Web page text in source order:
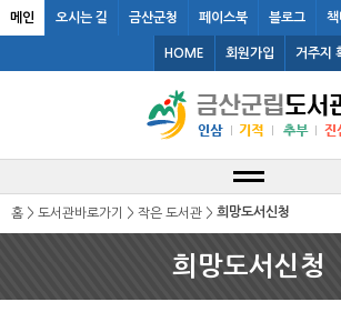
메인 오시는 길 금산군청 페이스북 블로그 책
HOME 회원가입 거주지
홈 > 도서관바로가기 > 작은 도서관 > 희망도서신청
희망도서신청